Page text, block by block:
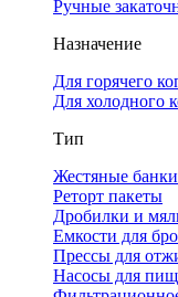
Ручные
Назначение
Для горячего
Для холодного
Тип
Жестяные банки
Реторт пакеты
Дробилки и
Емкости для
Прессы для
Насосы для